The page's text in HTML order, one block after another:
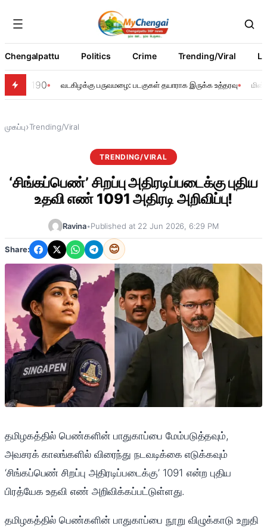
Chengalpattu Politics Crime Trending/Viral
190 வடகிழக்கு பருவமழை: படகுகள் தயாராக இருக்க உத்தரவு
முகப்பு›Trending/Viral
TRENDING/VIRAL
‘சிங்கப்பெண்’ சிறப்பு அதிரடிப்படைக்கு புதிய
உதவி எண் 1091 அதிரடி அறிவிப்பு!
Ravina•Published at 22 Jun 2026, 6:29 PM
Share: 😊
தமிழகத்தில் பெண்களின் பாதுகாப்பை மேம்படுத்தவும்,
அவசரக் காலங்களில் விரைந்து நடவடிக்கை எடுக்கவும்
‘சிங்கப்பெண் சிறப்பு அதிரடிப்படைக்கு’ 1091 என்ற புதிய
பிரத்யேக உதவி எண் அறிவிக்கப்பட்டுள்ளது.
தமிழகத்தில் பெண்களின் பாதுகாப்பை நூறு விழுக்காடு உறுதி